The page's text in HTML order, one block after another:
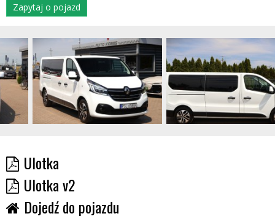
Zapytaj o pojazd
Ulotka
Ulotka v2
Dojedź do pojazdu